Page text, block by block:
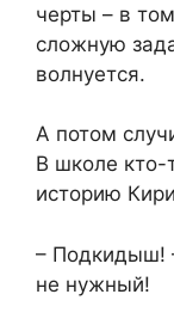
черты – в
сложную
волнуется.
А потом
В школе кто-
историю
– Подкидыш!
не нужный!